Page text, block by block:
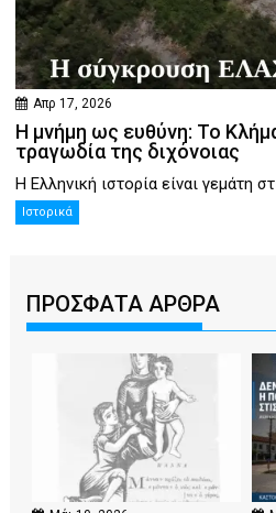
Απρ 17, 2026
Η μνήμη ως ευθύνη: Το
τραγωδία της διχόνοιας
Η Ελληνική ιστορία είναι γεμάτη
Ιστορικά
ΠΡΟΣΦΑΤΑ ΑΡΘΡΑ